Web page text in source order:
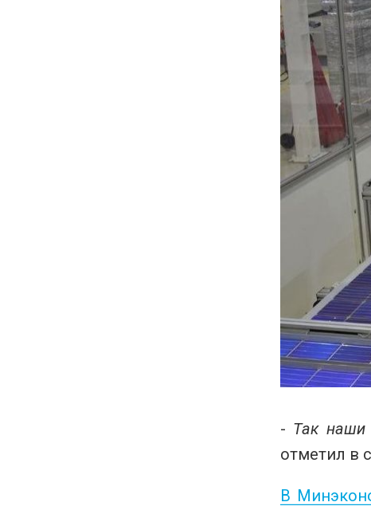
- Так наши
отметил в
В